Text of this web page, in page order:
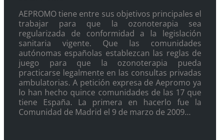
AEPROMO tiene entre sus objetivos principales el
trabajar para que la ozonoterapia sea
regularizada de conformidad a la legislación
sanitaria vigente. Que las comunidades
autónomas españolas establezcan las reglas de
juego para que la ozonoterapia pueda
practicarse legalmente en las consultas privadas
ambulatorias. A petición expresa de Aepromo ya
lo han hecho quince comunidades de las 17 que
tiene España. La primera en hacerlo fue la
Comunidad de Madrid el 9 de marzo de 2009…